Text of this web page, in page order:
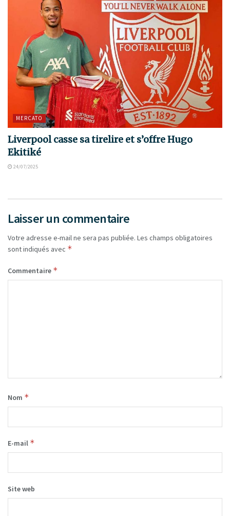
MERCATO
Liverpool casse sa tirelire et s’offre Hugo
Ekitiké
24/07/2025
Laisser un commentaire
Votre adresse e-mail ne sera pas publiée. Les champs obligatoires
sont indiqués avec *
Commentaire *
Nom *
E-mail *
Site web